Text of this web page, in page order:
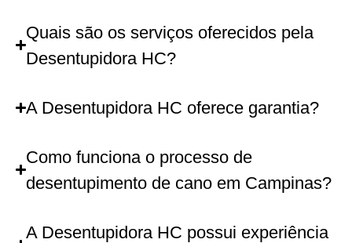
Quais são os serviços oferecidos pela
Desentupidora HC?
A Desentupidora HC oferece garantia?
Como funciona o processo de
desentupimento de cano em Campinas?
A Desentupidora HC possui experiência